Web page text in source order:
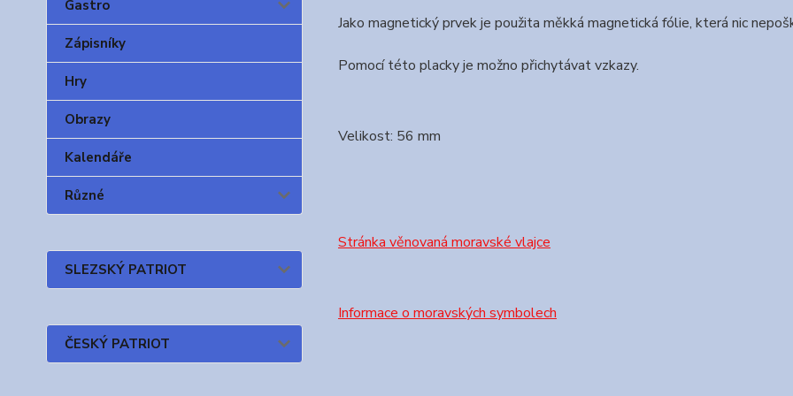
Gastro
Zápisníky
Hry
Obrazy
Kalendáře
Různé
SLEZSKÝ PATRIOT
ČESKÝ PATRIOT
Jako magnetický prvek je použita měkká magnetická fólie, která nic
Pomocí této placky je možno přichytávat vzkazy.
Velikost: 56 mm
Stránka věnovaná moravské vlajce
Informace o moravských symbolech